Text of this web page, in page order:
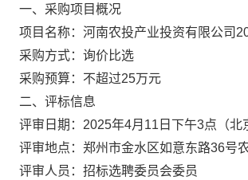
一、采购项目概况
项目名称：河南农投产业投资有限公司
采购方式：询价比选
采购预算：不超过25万元
二、评标信息
评审日期： 2025年4月 11 日 下午3点（北
评审地点：郑州市金水区如意东路36号
评审人员： 招标选聘委员会委员